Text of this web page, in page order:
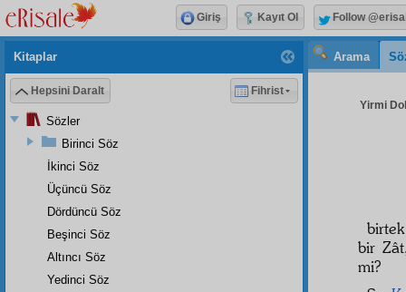
Arama
Yirmi
bir
mi?
Kitaplar
Hepsini Daralt Fihrist
Sözler
Birinci Söz
İkinci Söz
Üçüncü Söz
Dördüncü Söz
Beşinci Söz
Altıncı Söz
Yedinci Söz
Giriş Kayıt Ol Follow